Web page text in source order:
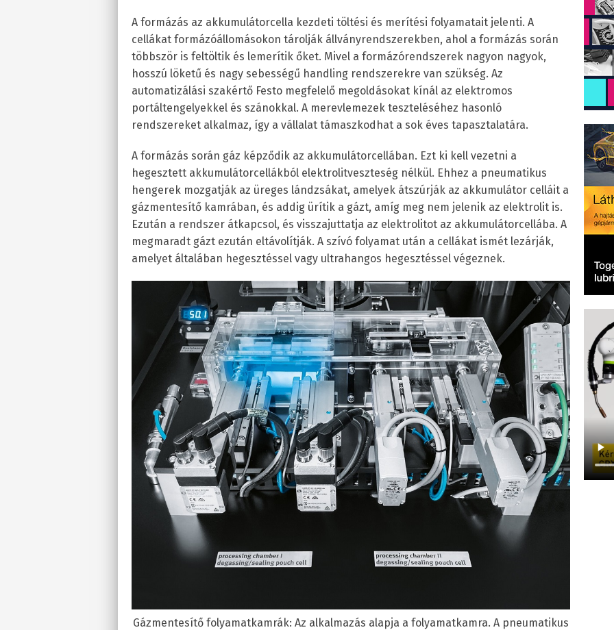
A formázás az akkumulátorcella kezdeti töltési és merítési folyamatait jelenti. A
cellákat formázóállomásokon tárolják állványrendszerekben, ahol a formázás során
többször is feltöltik és lemerítik őket. Mivel a formázórendszerek nagyon nagyok,
hosszú löketű és nagy sebességű handling rendszerekre van szükség. Az
automatizálási szakértő Festo megfelelő megoldásokat kínál az elektromos
portáltengelyekkel és szánokkal. A merevlemezek teszteléséhez hasonló
rendszereket alkalmaz, így a vállalat támaszkodhat a sok éves tapasztalatára.
A formázás során gáz képződik az akkumulátorcellában. Ezt ki kell vezetni a
hegesztett akkumulátorcellákból elektrolitveszteség nélkül. Ehhez a pneumatikus
hengerek mozgatják az üreges lándzsákat, amelyek átszúrják az akkumulátor celláit a
gázmentesítő kamrában, és addig ürítik a gázt, amíg meg nem jelenik az elektrolit is.
Ezután a rendszer átkapcsol, és visszajuttatja az elektrolitot az akkumulátorcellába. A
megmaradt gázt ezután eltávolítják. A szívó folyamat után a cellákat ismét lezárják,
amelyet általában hegesztéssel vagy ultrahangos hegesztéssel végeznek.
Gázmentesítő folyamatkamrák: Az alkalmazás alapja a folyamatkamra. A pneumatikus